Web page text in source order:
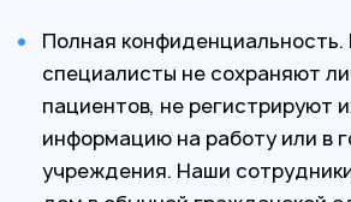
Полная
специалисты не сохраняют
пациентов, не регистрируют
информацию на работу или в
учреждения. Наши